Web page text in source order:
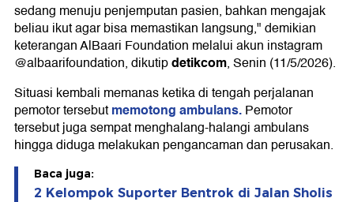
sedang menuju penjemputan pasien, bahkan mengajak
beliau ikut agar bisa memastikan langsung," demikian
keterangan AlBaari Foundation melalui akun instagram
@albaarifoundation, dikutipdetikcom, Senin (11/5/2026).
Situasi kembali memanas ketika di tengah perjalanan
pemotor tersebutmemotong ambulans.Pemotor
tersebut juga sempat menghalang-halangi ambulans
hingga diduga melakukan pengancaman dan perusakan.
Baca juga:
2 Kelompok Suporter Bentrok di Jalan Sholis